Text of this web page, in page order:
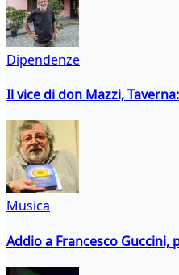
Dipendenze
Il vice di don Mazzi,
Musica
Addio a Francesco